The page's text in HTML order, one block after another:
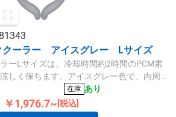
ーラー アイスグレー Lサイズ
ーLサイズは、冷却時間約2時間のPCM素
しく保ちます。アイスグレー色で、内周
在庫 あり
￥1,976.7~ [税込]